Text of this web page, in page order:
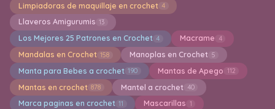
Limpiadoras de maquillaje en crochet 4
Llaveros Amigurumis 13
Los Mejores 25 Patrones en Crochet 4 Macrame 4
Mandalas en Crochet 158 Manoplas en Crochet 5
Manta para Bebes a crochet 190 Mantas de Apego 112
Mantas en crochet 878 Mantel a crochet 40
Marca paginas en crochet 11 Mascarillas 1